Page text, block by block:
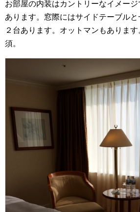
お部屋の内装はカントリーなイメー
あります。窓際にはサイドテーブル
２台あります。オットマンもありま
須。